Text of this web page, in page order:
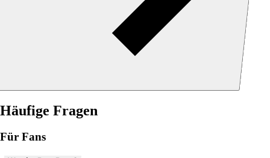
Häufige Fragen
Für Fans